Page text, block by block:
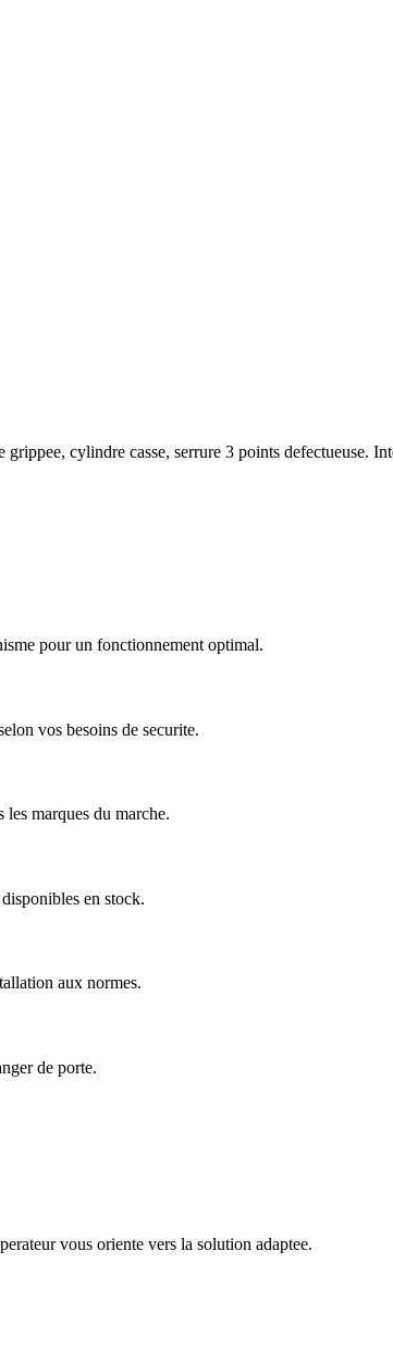
cylindre casse, serrure 3 points defectueuse.
pour un fonctionnement optimal.
vos besoins de securite.
marques du marche.
en stock.
aux normes.
de porte.
vous oriente vers la solution adaptee.